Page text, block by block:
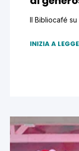
Il Bibliocafé
INIZIA A